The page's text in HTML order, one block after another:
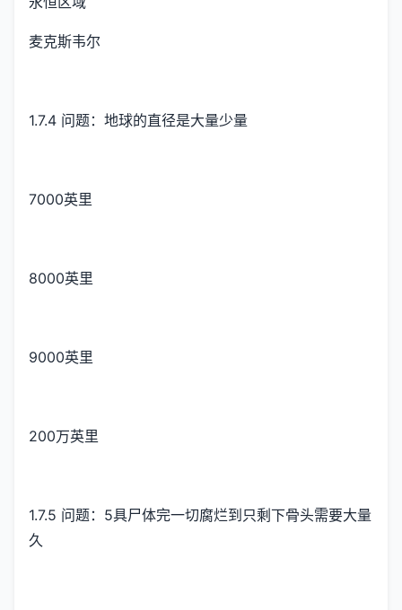
麦克斯韦尔
1.7.4 问题：地球的直径是大量少量
7000英里
8000英里
9000英里
200万英里
1.7.5 问题：5具尸体完一切腐烂到只剩下骨头需要大量
久